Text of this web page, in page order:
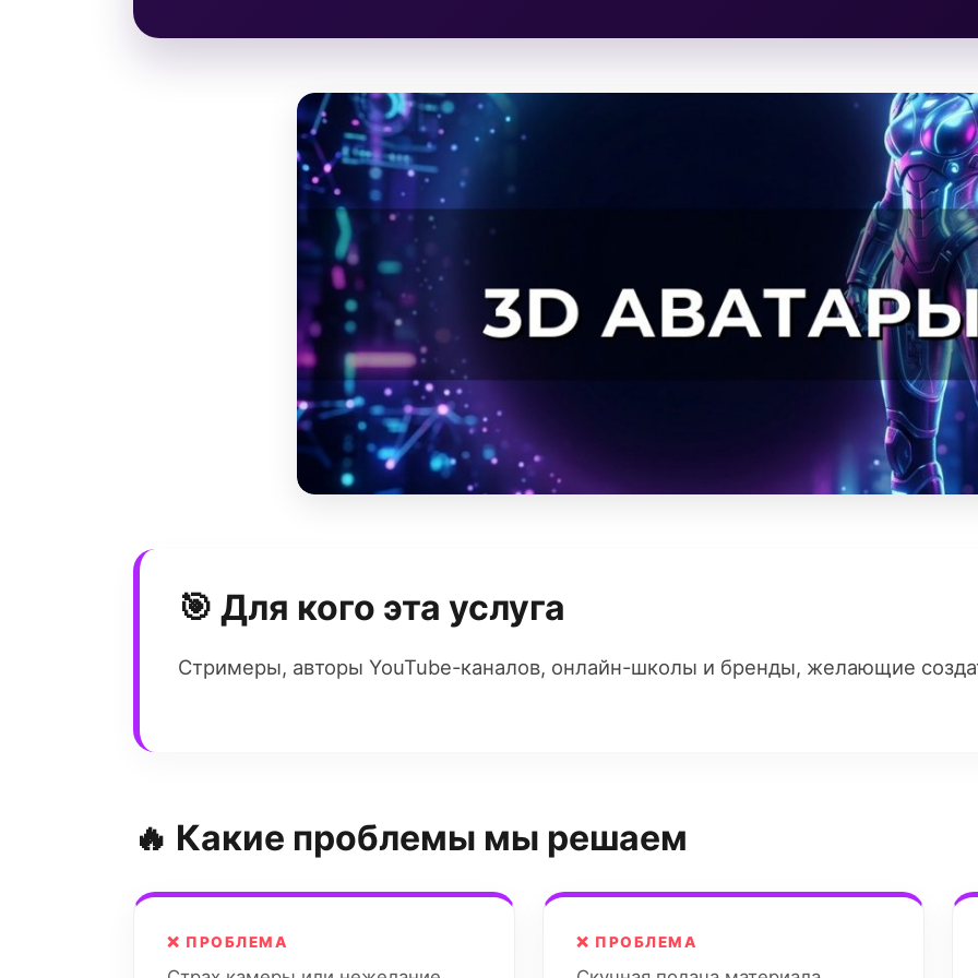
🎯 Для кого эта услуга
Стримеры, авторы YouTube-каналов, онлайн-школы и бренды, желающие
🔥 Какие проблемы мы решаем
❌ ПРОБЛЕМА ❌ ПРОБЛЕМА